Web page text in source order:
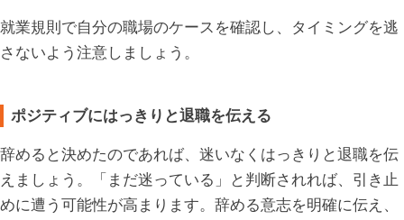
就業規則で自分の職場のケースを確認し、タイミングを逃
さないよう注意しましょう。
ポジティブにはっきりと退職を伝える
辞めると決めたのであれば、迷いなくはっきりと退職を伝
えましょう。「まだ迷っている」と判断されれば、引き止
めに遭う可能性が高まります。辞める意志を明確に伝え、